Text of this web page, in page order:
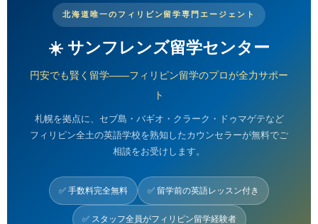
北海道唯一のフィリピン留学専門エージェント
☀️ サンフレンズ留学センター
円安でも賢く留学——フィリピン留学のプロが全力サポー
ト
札幌を拠点に、セブ島・バギオ・クラーク・ドゥマゲテなど
フィリピン全土の英語学校を熟知したカウンセラーが無料でご
相談をお受けします。
✅ 手数料完全無料 ✅ 留学前の英語レッスン付き
✅ スタッフ全員がフィリピン留学経験者